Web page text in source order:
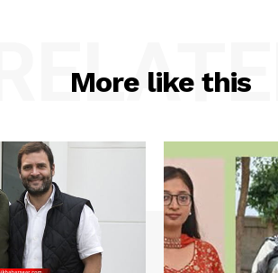
More like this
RELATED